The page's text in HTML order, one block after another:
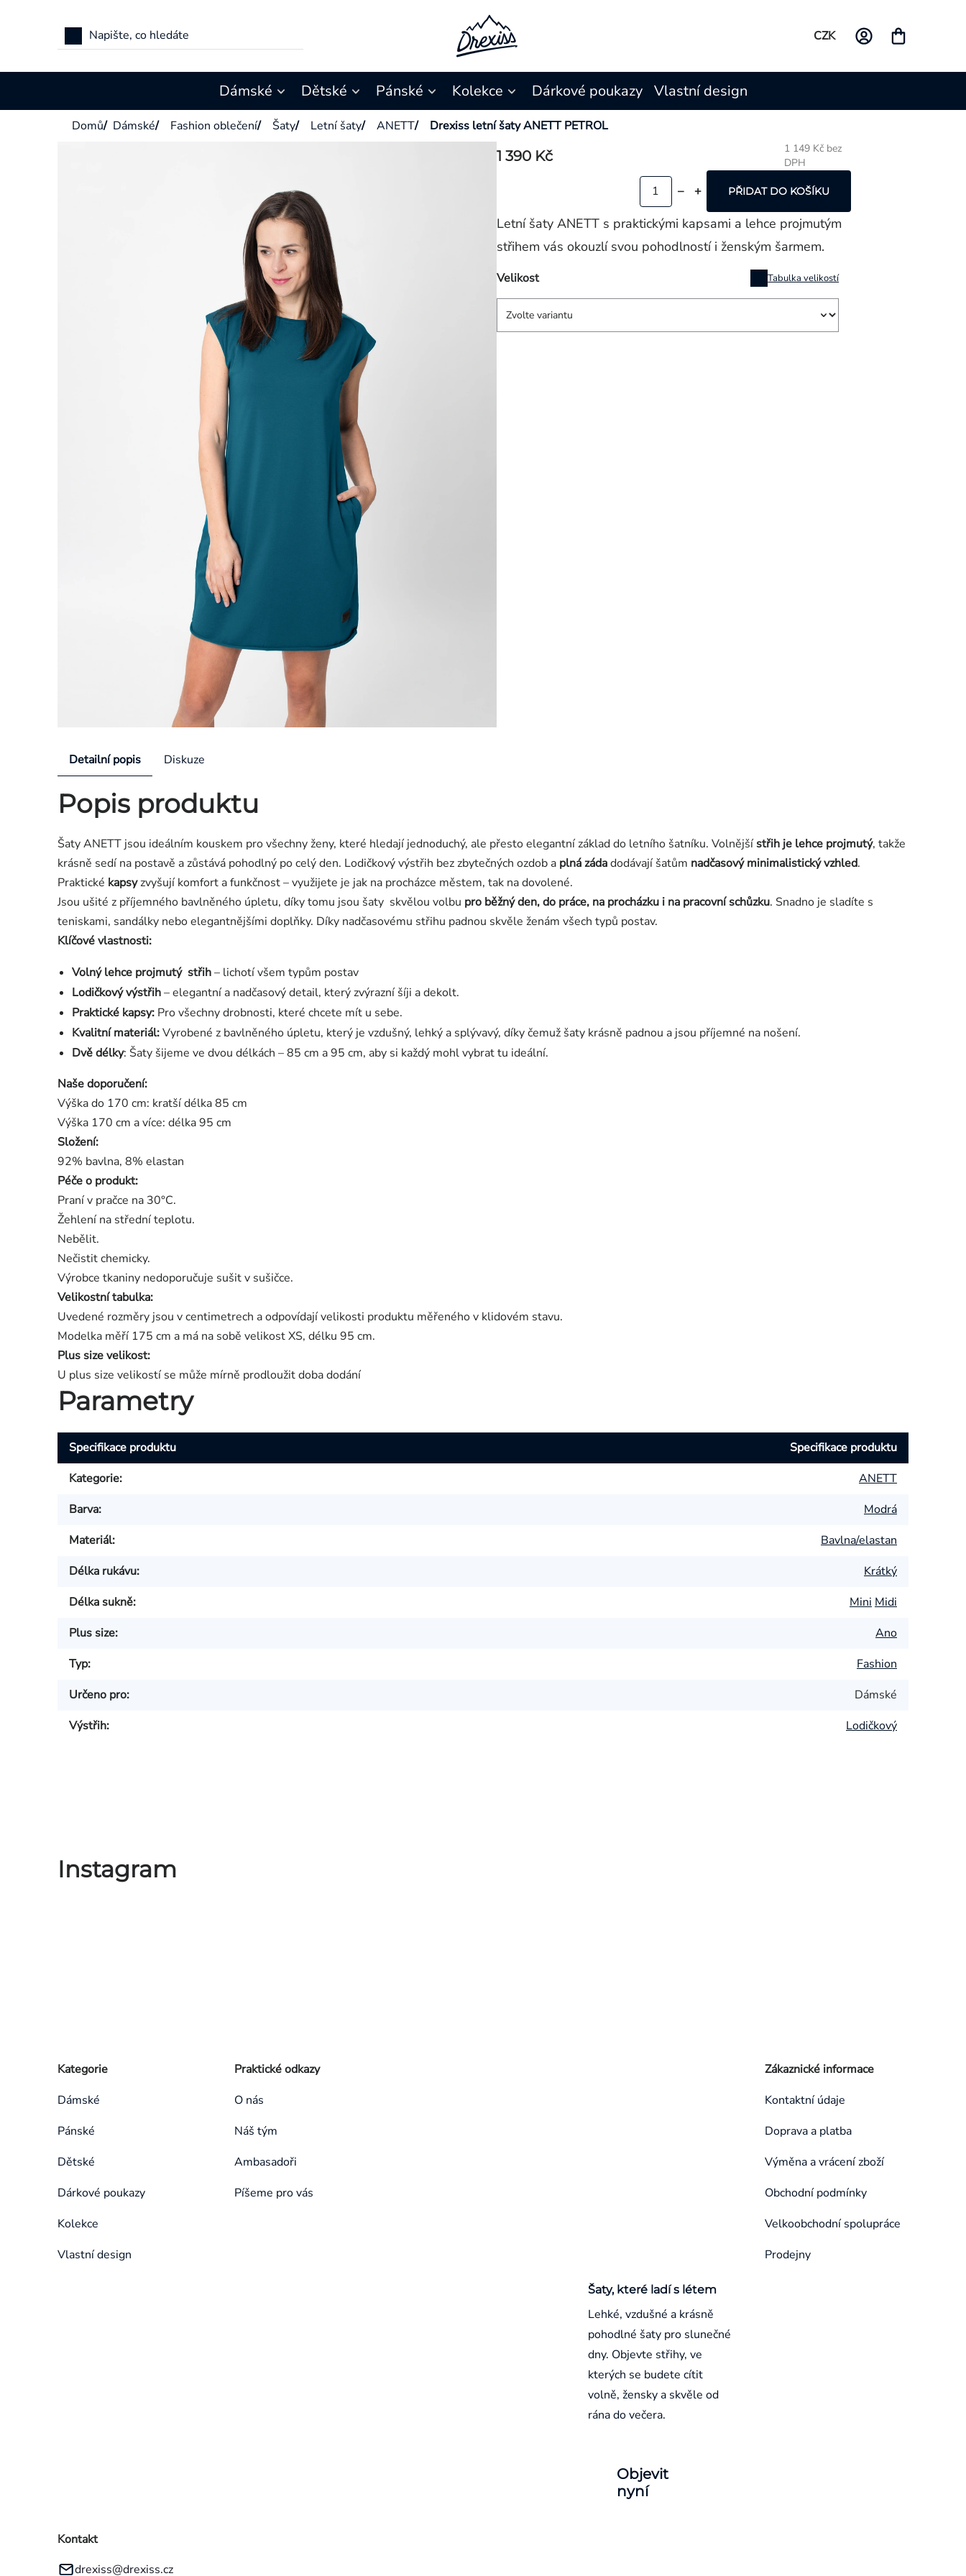
CZK
Dámské Dětské Pánské Kolekce Dárkové poukazy Vlastní design
Domů/ Dámské/ Fashion oblečení/ Šaty/ Letní šaty/ ANETT/ Drexiss letní šaty ANETT PETROL
1 390 Kč
1 149 Kč bez
DPH
Velikost Tabulka velikostí
PŘIDAT DO KOŠÍKU
Letní šaty ANETT s praktickými kapsami a lehce projmutým
střihem vás okouzlí svou pohodlností i ženským šarmem.
Detailní popis Diskuze
Popis produktu
Šaty ANETT jsou ideálním kouskem pro všechny ženy, které hledají jednoduchý, ale přesto elegantní základ do letního šatníku. Volnějšístřih je lehce projmutý, takže
krásně sedí na postavě a zůstává pohodlný po celý den. Lodičkový výstřih bez zbytečných ozdob a plná zádadodávají šatům nadčasový minimalistický vzhled.
Praktické kapsyzvyšují komfort a funkčnost – využijete je jak na procházce městem, tak na dovolené.
Jsou ušité z příjemného bavlněného úpletu, díky tomu jsou šaty skvělou volbu pro běžný den, do práce, na procházku i na pracovní schůzku. Snadno je sladíte s
teniskami, sandálky nebo elegantnějšími doplňky. Díky nadčasovému střihu padnou skvěle ženám všech typů postav.
Klíčové vlastnosti:
Volný lehce projmutý střih– lichotí všem typům postav
Lodičkový výstřih– elegantní a nadčasový detail, který zvýrazní šíji a dekolt.
Praktické kapsy: Pro všechny drobnosti, které chcete mít u sebe.
Kvalitní materiál:Vyrobené z bavlněného úpletu, který je vzdušný, lehký a splývavý, díky čemuž šaty krásně padnou a jsou příjemné na nošení.
Dvě délky: Šaty šijeme ve dvou délkách – 85 cm a 95 cm, aby si každý mohl vybrat tu ideální.
Naše doporučení:
Výška do 170 cm: kratší délka 85 cm
Výška 170 cm a více: délka 95 cm
Složení:
92% bavlna, 8% elastan
Péče o produkt:
Praní v pračce na 30°C.
Žehlení na střední teplotu.
Nebělit.
Nečistit chemicky.
Výrobce tkaniny nedoporučuje sušit v sušičce.
Velikostní tabulka:
Uvedené rozměry jsou v centimetrech a odpovídají velikosti produktu měřeného v klidovém stavu.
Modelka měří 175 cm a má na sobě velikost XS, délku 95 cm.
Plus size velikost:
U plus size velikostí se může mírně prodloužit doba dodání
Parametry
Specifikace produktu
Specifikace produktu
Kategorie:
ANETT
Barva:
Modrá
Materiál:
Bavlna/elastan
Délka rukávu:
Krátký
Délka sukně: Mini Midi
Plus size:
Ano
Typ:
Fashion
Určeno pro:
Dámské
Výstřih: Lodičkový
Instagram
kategorie
Kategorie
Dámské
Pánské
Dětské
Dárkové poukazy
Kolekce
Vlastní design
Praktické odkazy
O nás
Náš tým
Ambasadoři
Píšeme pro vás
Šaty, které ladí s létem
Lehké, vzdušné a krásně
pohodlné šaty pro slunečné
dny. Objevte střihy, ve
kterých se budete cítit
volně, žensky a skvěle od
rána do večera.
Objevit
nyní
Zákaznické informace
Kontaktní údaje
Doprava a platba
Výměna a vrácení zboží
Obchodní podmínky
Velkoobchodní spolupráce
Prodejny
Kontakt
drexiss@drexiss.cz